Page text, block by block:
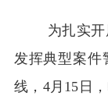
监督举报
为扎实
发挥典型案件
线， 4月 15 日